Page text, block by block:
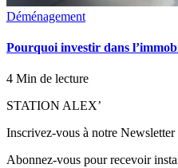
Déménagement
Pourquoi investir dans
4 Min de lecture
STATION ALEX’
Inscrivez-vous à notre Newsletter
Abonnez-vous pour recevoir